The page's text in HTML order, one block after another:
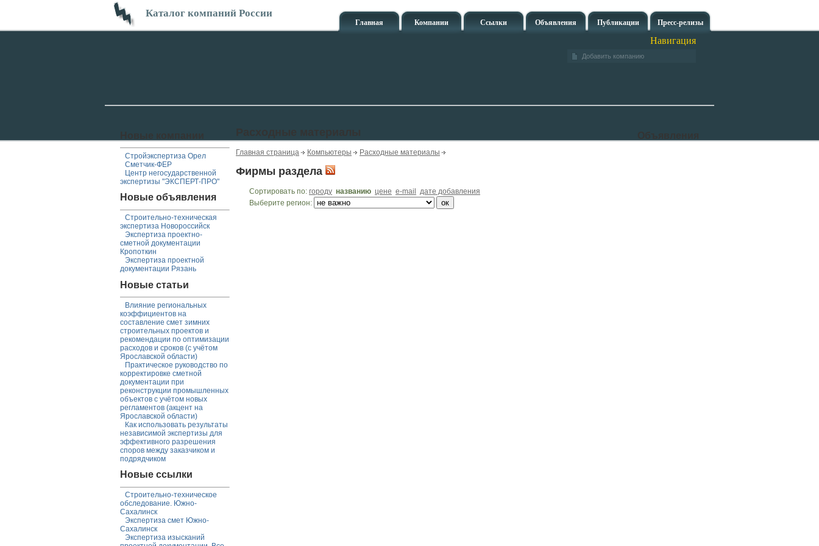
Каталог компаний России
Главная Компании Ссылки Объявления Публикации Пресс-релизы
Навигация
Добавить компанию
Стройэкспертиза Орел
Сметчик-ФЕР
Центр негосударственной
экспертизы "ЭКСПЕРТ-ПРО"
Новые объявления
Строительно-техническая
экспертиза Новороссийск
Экспертиза проектно-
сметной документации
Кропоткин
Экспертиза проектной
документации Рязань
Новые статьи
Влияние региональных
коэффициентов на
составление смет зимних
строительных проектов и
рекомендации по оптимизации
расходов и сроков (с учётом
Ярославской области)
Практическое руководство по
корректировке сметной
документации при
реконструкции промышленных
объектов с учётом новых
регламентов (акцент на
Ярославской области)
Как использовать результаты
независимой экспертизы для
эффективного разрешения
споров между заказчиком и
подрядчиком
Новые ссылки
Строительно-техническое
обследование. Южно-
Сахалинск
Экспертиза смет Южно-
Сахалинск
Экспертиза изысканий
Главная страница Компьютеры Расходные материалы
Фирмы раздела
Сортировать по: городу названию цене e-mail
дате добавления
Выберите регион: